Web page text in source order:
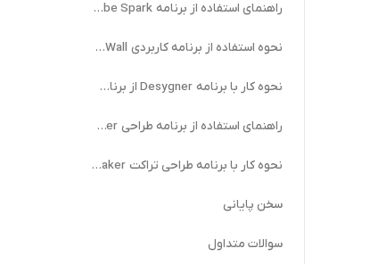
راهنمای استفاده از برنامه Adobe Spark
نحوه استفاده از برنامه کاربردی PosterMyWall
نحوه کار با برنامه Desygner از برنامه های طراحی تراکت با گوشی
راهنمای استفاده از برنامه طراحی Poster Maker
نحوه کار با برنامه طراحی تراکت Flyer Maker
سخن پایانی
سوالات متداول